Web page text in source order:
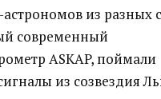
из разных
современный
ASKAP, поймали
из созвездия